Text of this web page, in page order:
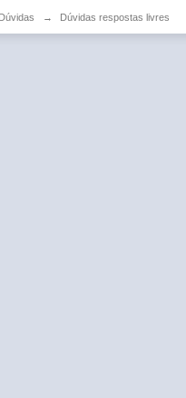
Dúvidas → Dúvidas respostas livres